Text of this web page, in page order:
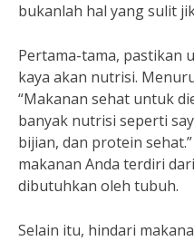
bukanlah hal yang sulit
Pertama-tama, pastikan
kaya akan nutrisi.
“Makanan sehat untuk
banyak nutrisi seperti
bijian, dan protein
makanan Anda terdiri
dibutuhkan oleh tubuh.
Selain itu, hindari